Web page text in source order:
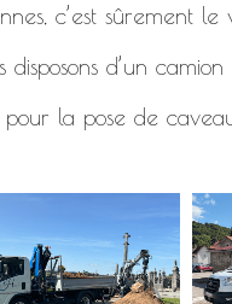
c’est sûrement
d’un
la pose de